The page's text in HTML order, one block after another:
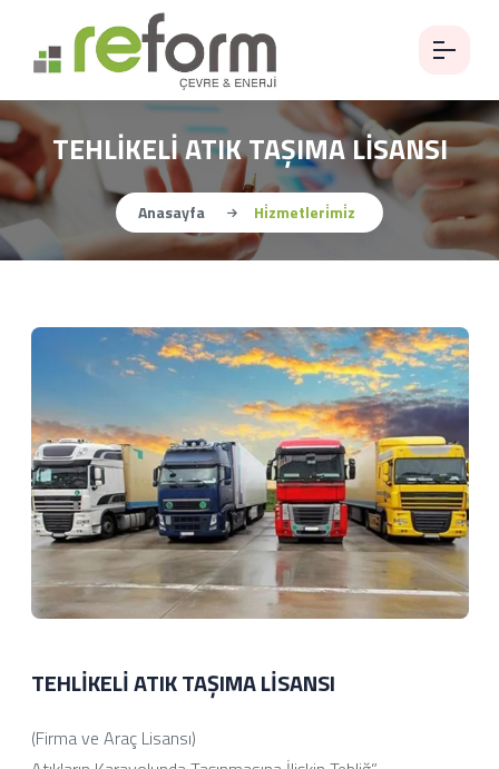
TEHLİKELİ ATIK TAŞIMA LİSANSI
Anasayfa Hi̇zmetleri̇mi̇z
TEHLİKELİ ATIK TAŞIMA LİSANSI
(Firma ve Araç Lisansı)